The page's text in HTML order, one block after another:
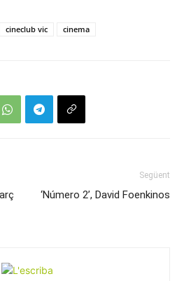
cineclub vic cinema
Següent
‘Número 2’, David Foenkinos